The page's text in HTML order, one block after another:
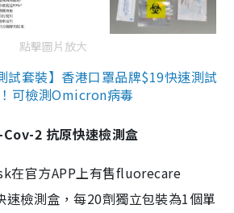
點擊圖片放大
試套裝】香港口罩品牌$19快速測試
可檢測Omicron病毒
2 抗原快速檢測盒
在官方APP上有售fluorecare
速檢測盒，每20劑獨立包裝為1個單